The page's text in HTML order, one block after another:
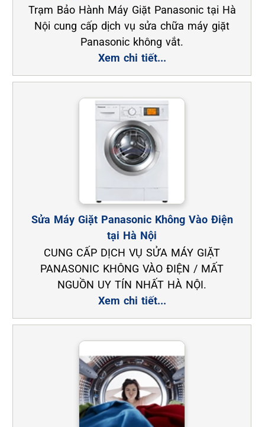
Trạm Bảo Hành Máy Giặt Panasonic tại Hà
Nội cung cấp dịch vụ sửa chữa máy giặt
Panasonic không vắt.
Xem chi tiết...
Sửa Máy Giặt Panasonic Không Vào Điện
tại Hà Nội
CUNG CẤP DỊCH VỤ SỬA MÁY GIẶT
PANASONIC KHÔNG VÀO ĐIỆN / MẤT
NGUỒN UY TÍN NHẤT HÀ NỘI.
Xem chi tiết...